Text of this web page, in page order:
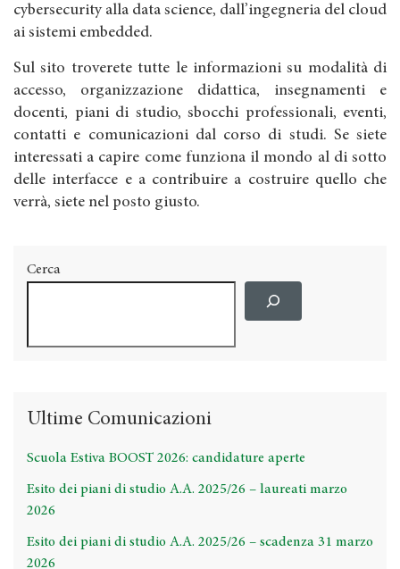
cybersecurity alla data science, dall’ingegneria del cloud
ai sistemi embedded.
Sul sito troverete tutte le informazioni su modalità di
accesso, organizzazione didattica, insegnamenti e
docenti, piani di studio, sbocchi professionali, eventi,
contatti e comunicazioni dal corso di studi. Se siete
interessati a capire come funziona il mondo al di sotto
delle interfacce e a contribuire a costruire quello che
verrà, siete nel posto giusto.
Cerca
Ultime Comunicazioni
Scuola Estiva BOOST 2026: candidature aperte
Esito dei piani di studio A.A. 2025/26 – laureati marzo
2026
Esito dei piani di studio A.A. 2025/26 – scadenza 31 marzo
2026